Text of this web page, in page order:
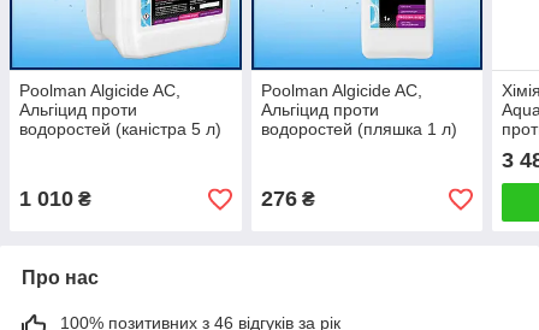
Poolman Algicide AC,
Альгіцид проти
водоростей (каністра 5 л)
1 010 ₴
Poolman Algicide AC,
Альгіцид проти
водоростей (пляшка 1 л)
276₴
3
Про нас
100% позитивних з 46 відгуків за рік